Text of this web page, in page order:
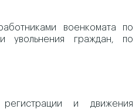
военкомата по
увольнения граждан, по
и движения